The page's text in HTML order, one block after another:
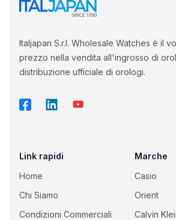
Italjapan S.r.l. Wholesale Watches è il
prezzo nella vendita all'ingrosso di
distribuzione ufficiale di orologi.
Link rapidi
Home
Chi Siamo
Condizioni Commerciali
Marche
Casio
Orient
Calvin